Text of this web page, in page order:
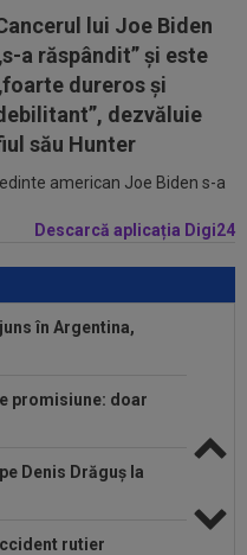
lui Joe Biden
a răspândit” şi este
dureros și
dezvăluie
său Hunter
american Joe Biden s-a
Descarcă aplicația Digi24
a atras atenția unei
o direct, după
în SuperLigă și e gata
atacant...
în Argentina,
promisiune: doar
Denis Drăguș la
rutier